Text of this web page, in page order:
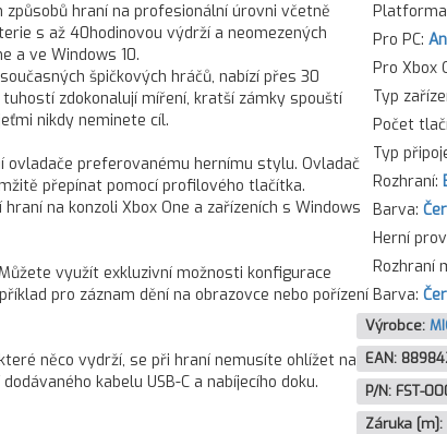
hraní na profesionální úrovni včetně
s až 40hodinovou výdrží a neomezených
a ve Windows 10.
špičkových hráčů, nabízí přes 30
zdokonalují míření, kratší zámky spouští
nikdy neminete cíl.
preferovanému hernímu stylu. Ovladač
přepínat pomocí profilového tlačítka.
na konzoli Xbox One a zařízeních s Windows
využít exkluzivní možnosti konfigurace
pro záznam dění na obrazovce nebo pořízení
něco vydrží, se při hraní nemusíte ohlížet na
kabelu USB-C a nabíjecího doku.
Pro PC:
Pro Xbox
Typ
Počet
Typ
Rozhraní:
Barva:
Herní
Rozhraní
Barva:
Výrobce:
EAN:
P/N: FST-
Záruka [m]: